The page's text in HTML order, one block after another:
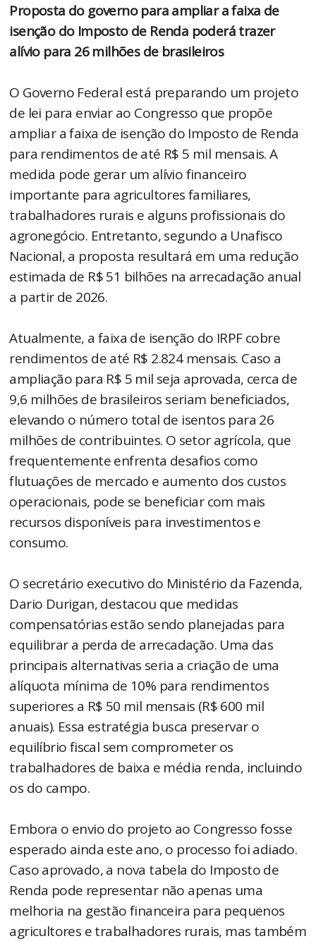
Proposta do governo para ampliar a faixa de
isenção do Imposto de Renda poderá trazer
alívio para 26 milhões de brasileiros
O Governo Federal está preparando um projeto
de lei para enviar ao Congresso que propõe
ampliar a faixa de isenção do Imposto de Renda
para rendimentos de até R$ 5 mil mensais. A
medida pode gerar um alívio financeiro
importante para agricultores familiares,
trabalhadores rurais e alguns profissionais do
agronegócio. Entretanto, segundo a Unafisco
Nacional, a proposta resultará em uma redução
estimada de R$ 51 bilhões na arrecadação anual
a partir de 2026.
Atualmente, a faixa de isenção do IRPF cobre
rendimentos de até R$ 2.824 mensais. Caso a
ampliação para R$ 5 mil seja aprovada, cerca de
9,6 milhões de brasileiros seriam beneficiados,
elevando o número total de isentos para 26
milhões de contribuintes. O setor agrícola, que
frequentemente enfrenta desafios como
flutuações de mercado e aumento dos custos
operacionais, pode se beneficiar com mais
recursos disponíveis para investimentos e
consumo.
O secretário executivo do Ministério da Fazenda,
Dario Durigan, destacou que medidas
compensatórias estão sendo planejadas para
equilibrar a perda de arrecadação. Uma das
principais alternativas seria a criação de uma
alíquota mínima de 10% para rendimentos
superiores a R$ 50 mil mensais (R$ 600 mil
anuais). Essa estratégia busca preservar o
equilíbrio fiscal sem comprometer os
trabalhadores de baixa e média renda, incluindo
os do campo.
Embora o envio do projeto ao Congresso fosse
esperado ainda este ano, o processo foi adiado.
Caso aprovado, a nova tabela do Imposto de
Renda pode representar não apenas uma
melhoria na gestão financeira para pequenos
agricultores e trabalhadores rurais, mas também